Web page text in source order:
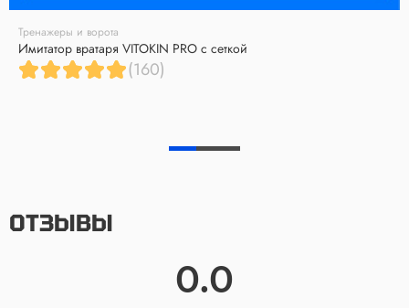
Тренажеры и ворота
Имитатор вратаря VITOKIN PRO с сеткой
(160)
ОТЗЫВЫ
0.0